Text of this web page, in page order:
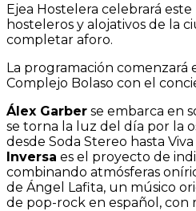
Ejea Hostelera celebrará
hosteleros y alojativos de la
completar aforo.
La programación comenzará
Complejo Bolaso con el
Álex Garber se embarca en
se torna la luz del día por la
desde Soda Stereo hasta
Inversa es el proyecto de
combinando atmósferas
de Ángel Lafita, un músico
de pop-rock en español, con